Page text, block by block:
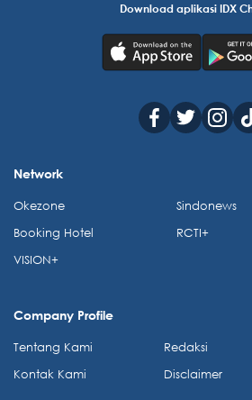
Download aplikasi IDX
Network
Okezone
Booking Hotel
VISION+
Sindonews
RCTI+
Company Profile
Tentang Kami
Kontak Kami
Redaksi
Disclaimer